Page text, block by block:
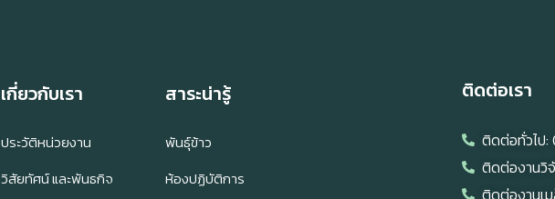
เกี่ยวกับเรา
ประวัติหน่วยงาน
วิสัยทัศน์ และพันธกิจ
สาระน่ารู้
พันธุ์ข้าว
ห้องปฏิบัติการ
ติดต่อเรา
ติดต่อทั่วไป
ติดต่องานวิ